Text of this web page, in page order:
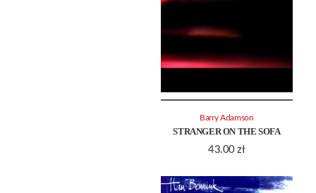
STRANGER ON THE SOFA
43.00zł
Barry Adamson